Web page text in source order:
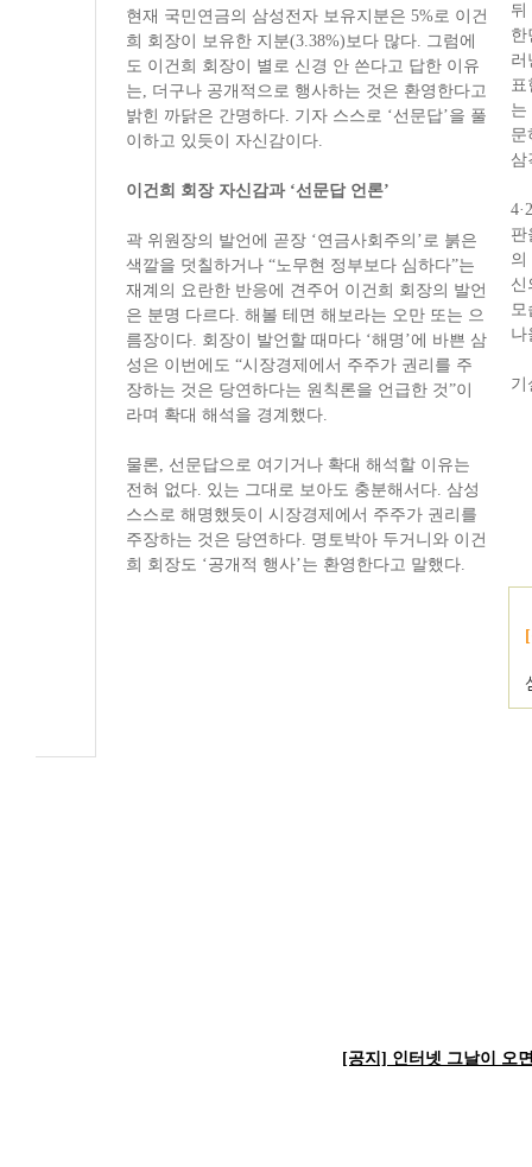
현재 국민연금의 삼성전자 보유지분은 5%로 이건
희 회장이 보유한 지분(3.38%)보다 많다. 그럼에
도 이건희 회장이 별로 신경 안 쓴다고 답한 이유
는, 더구나 공개적으로 행사하는 것은 환영한다고
밝힌 까닭은 간명하다. 기자 스스로 ‘선문답’을 풀
이하고 있듯이 자신감이다.
이건희 회장 자신감과 ‘선문답 언론’
곽 위원장의 발언에 곧장 ‘연금사회주의’로 붉은
색깔을 덧칠하거나 “노무현 정부보다 심하다”는
재계의 요란한 반응에 견주어 이건희 회장의 발언
은 분명 다르다. 해볼 테면 해보라는 오만 또는 으
름장이다. 회장이 발언할 때마다 ‘해명’에 바쁜 삼
성은 이번에도 “시장경제에서 주주가 권리를 주
장하는 것은 당연하다는 원칙론을 언급한 것”이
라며 확대 해석을 경계했다.
물론, 선문답으로 여기거나 확대 해석할 이유는
전혀 없다. 있는 그대로 보아도 충분해서다. 삼성
스스로 해명했듯이 시장경제에서 주주가 권리를
주장하는 것은 당연하다. 명토박아 두거니와 이건
희 회장도 ‘공개적 행사’는 환영한다고 말했다.
뒤
한
러
표
는
문
삼
판
의
신
모
나
[공지] 인터넷 그날이 오